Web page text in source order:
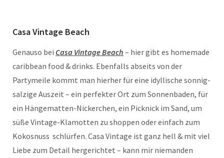
Casa Vintage Beach
Genauso bei Casa Vintage Beach – hier gibt es homemade
caribbean food & drinks. Ebenfalls abseits von der
Partymeile kommt man hierher für eine idyllische sonnig-
salzige Auszeit – ein perfekter Ort zum Sonnenbaden, für
ein Hängematten-Nickerchen, ein Picknick im Sand, um
süße Vintage-Klamotten zu shoppen oder einfach zum
Kokosnuss schlürfen. Casa Vintage ist ganz hell & mit viel
Liebe zum Detail hergerichtet – kann mir niemanden